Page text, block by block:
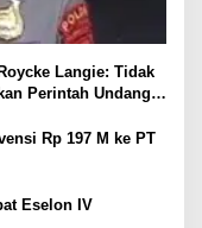
Langie: Tidak
Perintah Undang-
Rp 197 M ke PT
Eselon IV